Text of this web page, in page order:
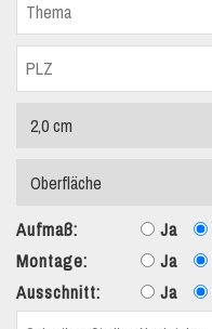
Aufmaß: Ja
Montage:
Ja
Ausschnitt:
Ja